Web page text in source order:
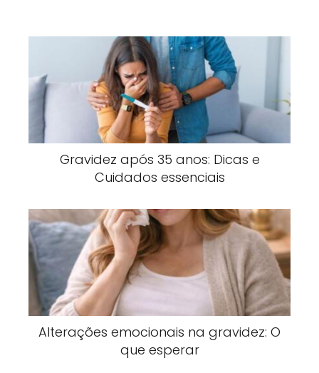
Gravidez após 35 anos: Dicas e
Cuidados essenciais
Alterações emocionais na gravidez: O
que esperar